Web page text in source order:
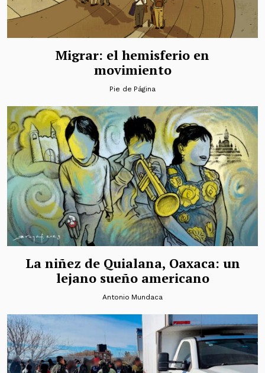
Migrar: el hemisferio en
movimiento
Pie de Página
La niñez de Quialana, Oaxaca: un
lejano sueño americano
Antonio Mundaca